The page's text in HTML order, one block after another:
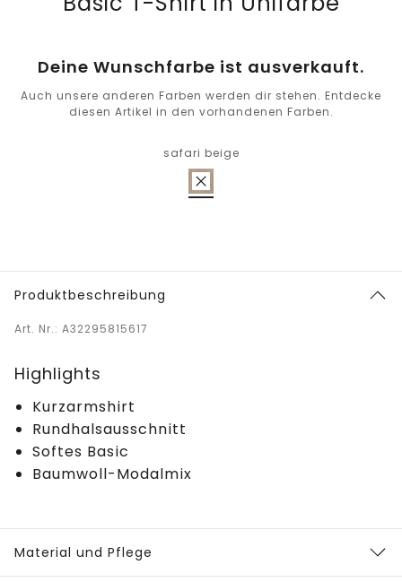
Deine Wunschfarbe ist ausverkauft.
Auch unsere anderen Farben werden dir stehen. Entdecke
diesen Artikel in den vorhandenen Farben.
safari beige
Produktbeschreibung
Art. Nr.: A32295815617
Highlights
Kurzarmshirt
Rundhalsausschnitt
Softes Basic
Baumwoll-Modalmix
Material und Pflege